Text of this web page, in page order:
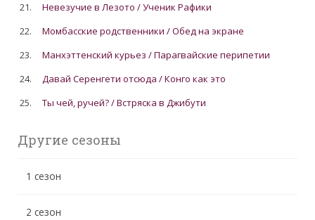
21.
Невезучие в Лезото / Ученик Рафики
22.
Момбасские родственники / Обед на экране
23.
Манхэттенский курьез / Парагвайские перипетии
24.
Давай Серенгети отсюда / Конго как это
25.
Ты чей, ручей? / Встряска в Джибути
Другие сезоны
1 сезон
2 сезон